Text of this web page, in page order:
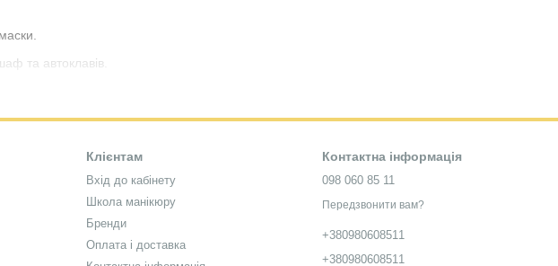
та автоклавів.
є базовою вимогою санітарної безпеки. Це виключає ризик передачі інфекцій
інвентарю.
Клієнтам
Вхід до кабінету
Школа манікюру
Бренди
Оплата і доставка
Контактна інформація
098 060 85 11
Передзвонити вам?
+380980608511
+380980608511